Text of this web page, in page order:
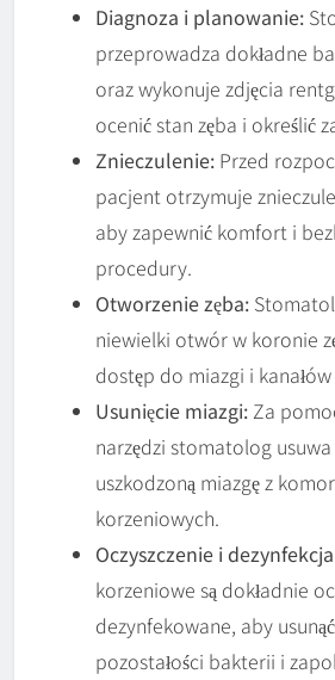
Diagnoza i planowanie:
przeprowadza dokładne
oraz wykonuje zdjęcia
ocenić stan zęba i określić
Znieczulenie: Przed
pacjent otrzymuje
aby zapewnić komfort i
procedury.
Otworzenie zęba:
niewielki otwór w koronie
dostęp do miazgi i
Usunięcie miazgi: Za
narzędzi stomatolog
uszkodzoną miazgę z
korzeniowych.
Oczyszczenie i
korzeniowe są dokładnie
dezynfekowane, aby
pozostałości bakterii i